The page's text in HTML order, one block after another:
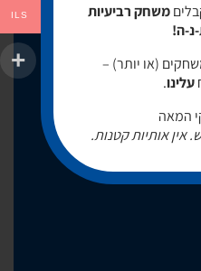
משחק רביעיות
נ-ה!
ברכישת 3 משחקים (או יותר) –
עלינו.
אין אותיות קטנות.
ILS